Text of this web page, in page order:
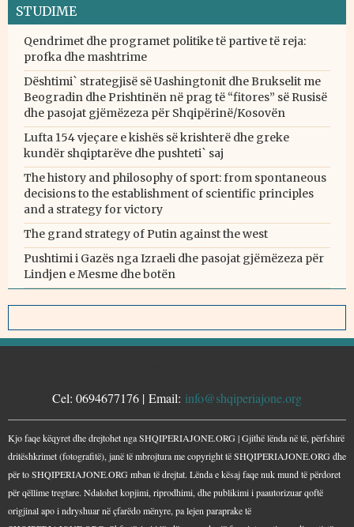
STUDIME
Qendrimet dhe programet politike të partive të reja:
profka dhe mashtrime
Dështimi` strategjisë së Uashingtonit dhe Brukselit me
Beogradin dhe Prishtinën në prag të “fitores” së Rusisë
dhe pasojat gjëmëzeza për Shqipërinë/Kosovën
Lufta 154 vjeçare e kishës së krishterë dhe greke
kundër shqiptarëve dhe pushteti` saj
The history and philosophy of sport: from spontaneous
decisions to the establishment of scientific principles
and a strategy for victory
The grand strategy of Putin against the west
Pushtimi i Gazës nga Izraeli dhe pasojat gjëmëzeza për
Lindjen e Mesme dhe botën
Cel: 0694677176 | Email: info@shqiperiajone.org
Kjo faqe këqyret dhe drejtohet nga SHQIPERIAJONE.ORG | Gjithë lënda në të, përfshirë
dritëshkrimet (fotografitë), janë të mbrojtura me copyright të SHQIPERIAJONE.ORG dhe
për to SHQIPERIAJONE.ORG mban të drejtat. Lënda e kësaj faqe nuk mund të përdoret
për qëllime tregtare. Ndalohet kopjimi, riprodhimi, dhe publikimi i paautorizuar qoftë
origjinal apo i ndryshuar në çfarëdo mënyre, pa lejen paraprake të